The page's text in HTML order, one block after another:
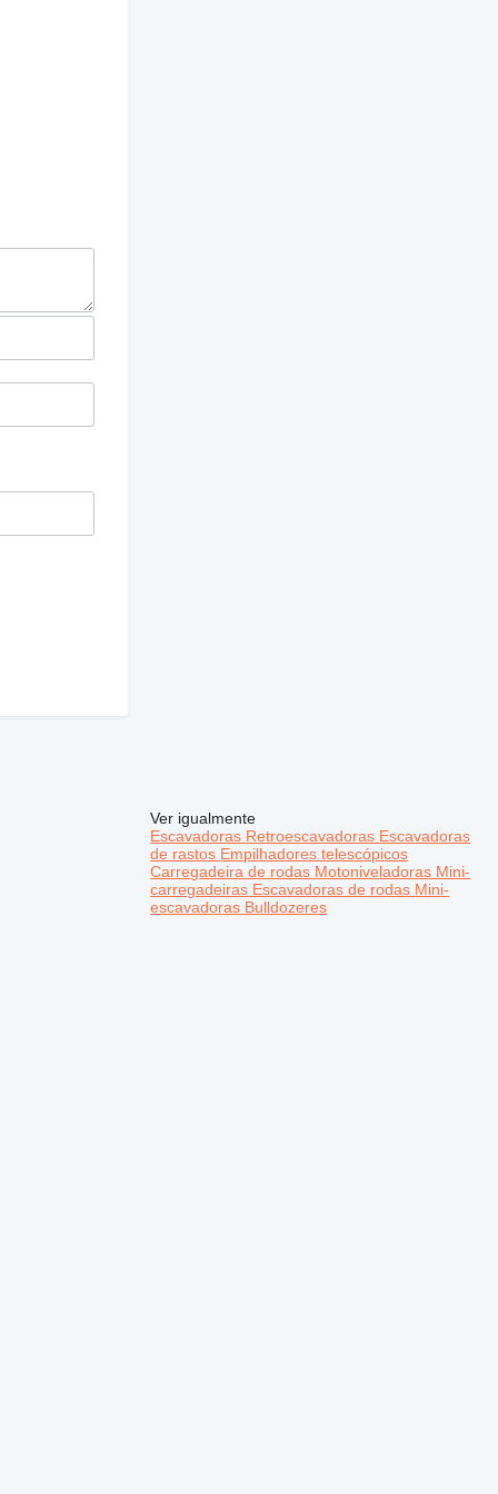
Ver igualmente
Escavadoras Retroescavadoras Escavadoras
de rastos Empilhadores telescópicos
Carregadeira de rodas Motoniveladoras Mini-
carregadeiras Escavadoras de rodas Mini-
escavadoras Bulldozeres